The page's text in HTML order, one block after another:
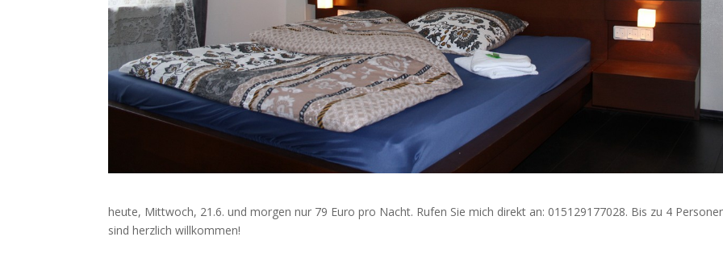
heute, Mittwoch, 21.6. und morgen nur 79 Euro pro Nacht. Rufen Sie mich direkt an: 015129177028. Bis zu 4
sind herzlich willkommen!